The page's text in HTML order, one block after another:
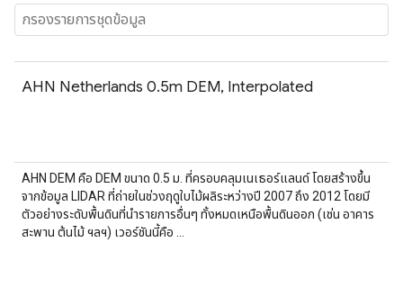
AHN Netherlands 0.5m DEM, Interpolated
AHN DEM คือ DEM ขนาด 0.5 ม. ที่ครอบคลุมเนเธอร์แลนด์ โดยสร้างขึ้น
จากข้อมูล LIDAR ที่ถ่ายในช่วงฤดูใบไม้ผลิระหว่างปี 2007 ถึง 2012 โดยมี
ตัวอย่างระดับพื้นดินที่นำรายการอื่นๆ ทั้งหมดเหนือพื้นดินออก (เช่น อาคาร
สะพาน ต้นไม้ ฯลฯ) เวอร์ชันนี้คือ …